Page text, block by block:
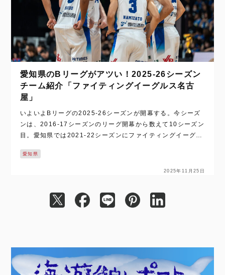
愛知県のBリーグがアツい！2025-26シーズン
チーム紹介「ファイティングイーグルス名古
屋」
いよいよBリーグの2025-26シーズンが開幕する。今シーズ
ンは、2016-17シーズンのリーグ開幕から数えて10シーズン
目。愛知県では2021-22シーズンにファイティングイーグル
フィンズ、シーホー…
愛知県
2025年11月25日